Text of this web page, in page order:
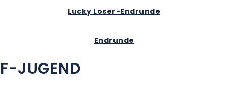
Lucky Loser-Endrunde
Endrunde
F-JUGEND